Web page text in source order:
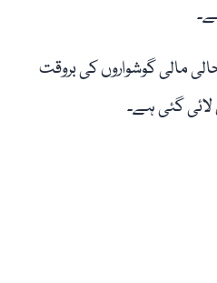
مالی گوشواروں کی بروقت
گئی ہے۔